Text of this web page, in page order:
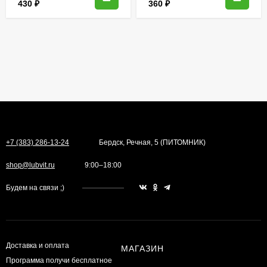
430 ₽ 360 ₽
+7 (383) 286-13-24 Бердск, Речная, 5 (ПИТОМНИК)
shop@lubvit.ru 9:00–18:00
Будем на связи ;)
Доставка и оплата
Программа получи бесплатное
МАГАЗИН